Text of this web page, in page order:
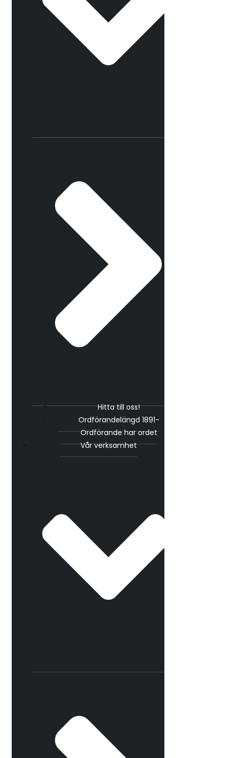
Hitta till oss!
Ordförandelängd 1891-
Ordförande har ordet
Vår verksamhet